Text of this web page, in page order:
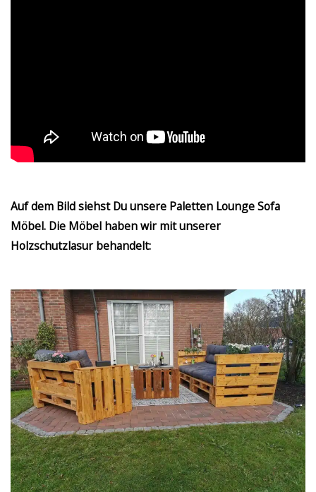
Auf dem Bild siehst Du unsere Paletten Lounge Sofa
Möbel. Die Möbel haben wir mit unserer
Holzschutzlasur behandelt: